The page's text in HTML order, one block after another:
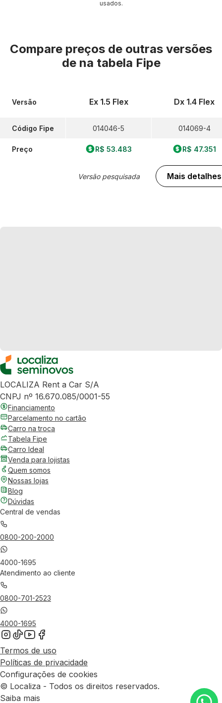
usados.
Compare preços de outras versões
de na tabela Fipe
Versão
Código Fipe
Preço
Ex 1.5 Flex
014046-5
R$ 53.483
Versão pesquisada
Dx 1.4 Flex
014069-4
R$ 47.351
Mais detalhes
LOCALIZA Rent a Car S/A
CNPJ nº 16.670.085/0001-55
Financiamento
Parcelamento no cartão
Carro na troca
Tabela Fipe
Carro Ideal
Venda para lojistas
Quem somos
Nossas lojas
Blog
Dúvidas
Central de vendas
0800-200-2000
4000-1695
Atendimento ao cliente
0800-701-2523
4000-1695
Termos de uso
Políticas de privacidade
Configurações de cookies
© Localiza - Todos os direitos reservados.
Saiba mais